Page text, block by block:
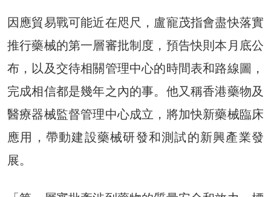
因應貿易戰可能近在咫尺，盧寵茂指會盡快落實
推行藥械的第一層審批制度，預告快則本月底公
布，以及交待相關管理中心的時間表和路線圖，
完成相信都是幾年之內的事。他又稱香港藥物及
醫療器械監督管理中心成立，將加快新藥械臨床
應用，帶動建設藥械研發和測試的新興產業發
展。